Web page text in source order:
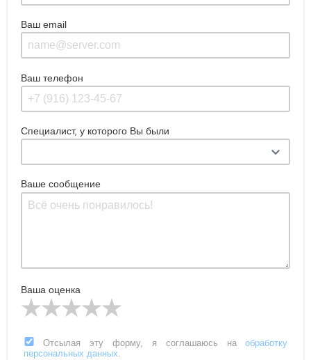
Ваш email
Ваш телефон
Специалист, у которого Вы были
Ваше сообщение
Ваша оценка
Отсылая эту форму, я соглашаюсь наобработку
персональных данных.